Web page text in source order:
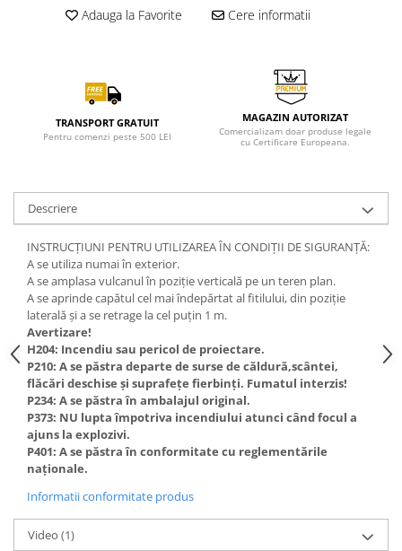
Adauga la Favorite Cere informatii
TRANSPORT GRATUIT
Pentru comenzi peste 500 LEI
MAGAZIN AUTORIZAT
Comercializam doar produse legale
cu Certificare Europeana.
Descriere
INSTRUCȚIUNI PENTRU UTILIZAREA ÎN CONDIȚII DE SIGURANȚĂ:
A se utiliza numai în exterior.
A se amplasa vulcanul în poziție verticală pe un teren plan.
A se aprinde capătul cel mai îndepărtat al fitilului, din poziție
laterală și a se retrage la cel puțin 1 m.
Avertizare!
H204: Incendiu sau pericol de proiectare.
P210: A se păstra departe de surse de căldură,scântei,
flăcări deschise și suprafețe fierbinți. Fumatul interzis!
P234: A se păstra în ambalajul original.
P373: NU lupta împotriva incendiului atunci când focul a
ajuns la explozivi.
P401: A se păstra în conformitate cu reglementările
naționale.
Informatii conformitate produs
Video (1)